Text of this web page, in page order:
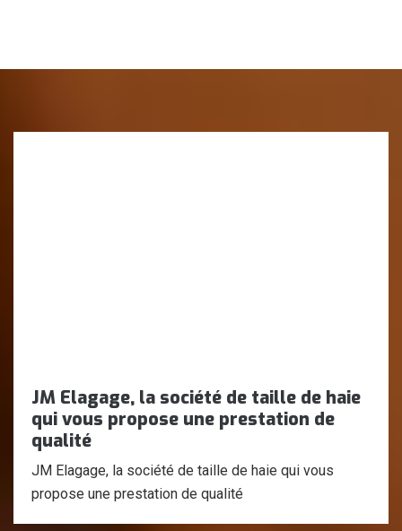
JM Elagage, la société de taille de haie
qui vous propose une prestation de
qualité
JM Elagage, la société de taille de haie qui vous
propose une prestation de qualité